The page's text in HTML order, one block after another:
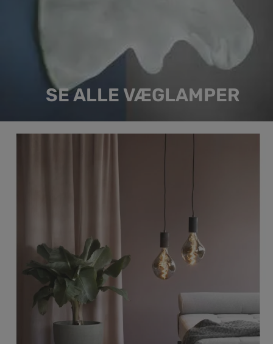
SE ALLE VÆGLAMPER